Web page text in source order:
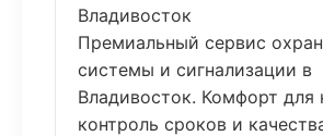
Владивосток
Премиальный сервис
системы и сигнализации в
Владивосток. Комфорт для
контроль сроков и